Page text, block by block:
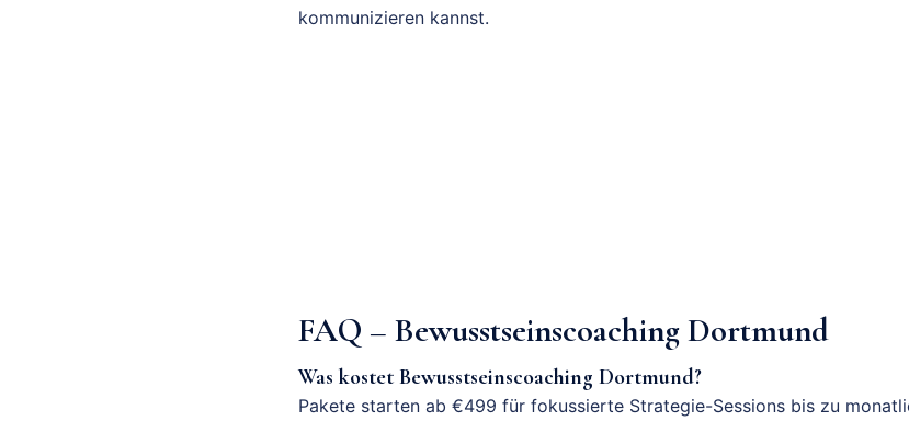
kommunizieren kannst.
FAQ – Bewusstseinscoaching Dortmund
Was kostet Bewusstseinscoaching Dortmund?
Pakete starten ab €499 für fokussierte Strategie-Sessions bis zu